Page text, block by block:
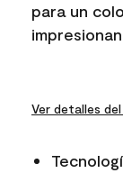
para un
Ver detalles